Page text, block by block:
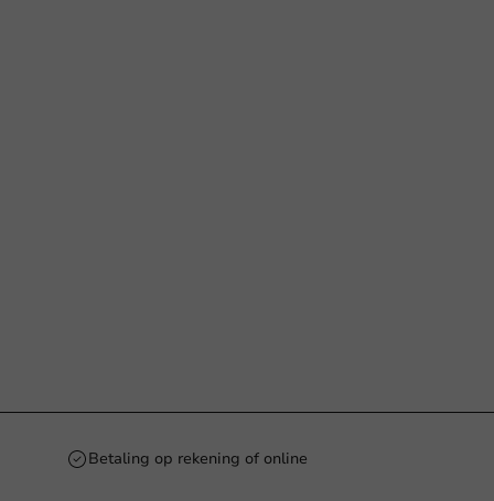
Betaling op rekening of online